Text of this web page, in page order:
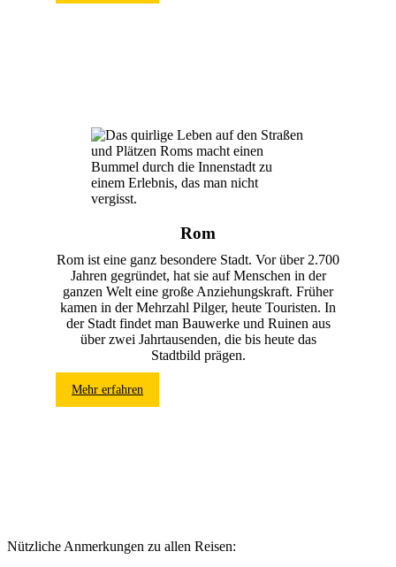
Rom
Rom ist eine ganz besondere Stadt. Vor über 2.700
Jahren gegründet, hat sie auf Menschen in der
ganzen Welt eine große Anziehungskraft. Früher
kamen in der Mehrzahl Pilger, heute Touristen. In
der Stadt findet man Bauwerke und Ruinen aus
über zwei Jahrtausenden, die bis heute das
Stadtbild prägen.
Mehr erfahren
Nützliche Anmerkungen zu allen Reisen: